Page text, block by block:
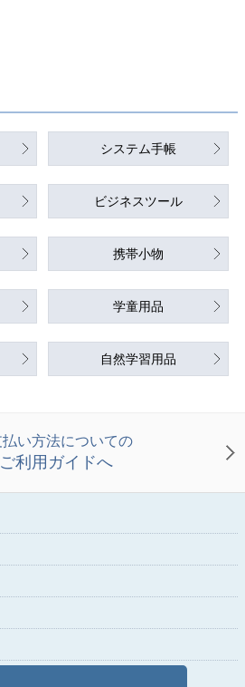
システム手帳
ビジネスツール
携帯小物
学童用品
自然学習用品
い方法についての
利用ガイドへ